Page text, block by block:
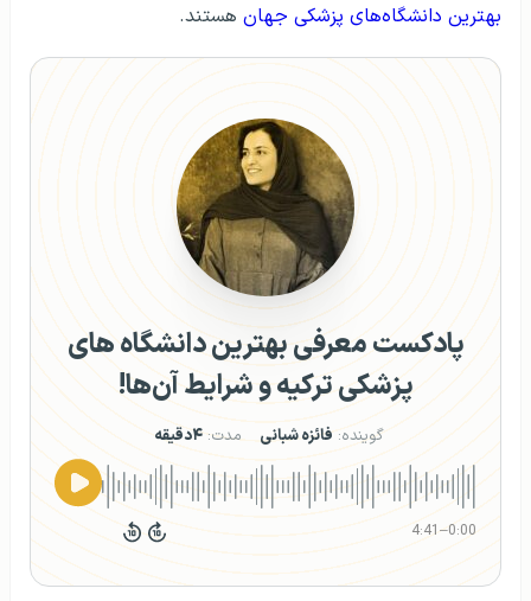
بهترین دانشگاه‌های پزشکی جهان هستند.
پادکست معرفی بهترین دانشگاه های
پزشکی ترکیه و شرایط آن‌ها!
گوینده: فائزه شبانی مدت:۴دقیقه
0:00
–
4:41